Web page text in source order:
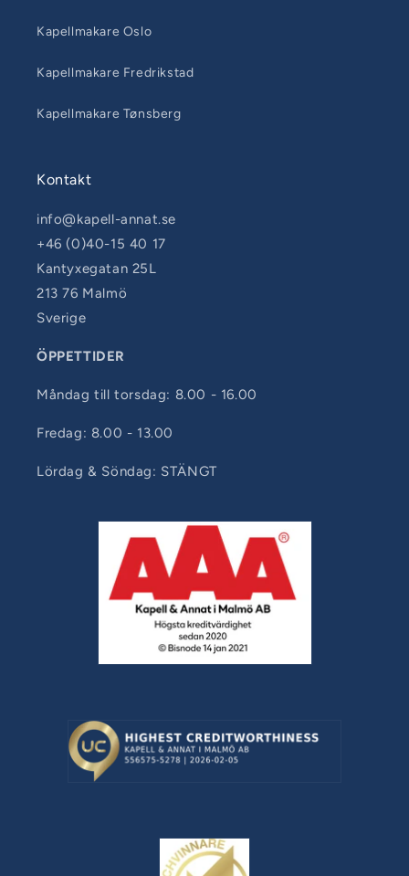
Kapellmakare Oslo
Kapellmakare Fredrikstad
Kapellmakare Tønsberg
Kontakt
info@kapell-annat.se
+46 (0)40-15 40 17
Kantyxegatan 25L
213 76 Malmö
Sverige
ÖPPETTIDER
Måndag till torsdag: 8.00 - 16.00
Fredag: 8.00 - 13.00
Lördag & Söndag: STÄNGT